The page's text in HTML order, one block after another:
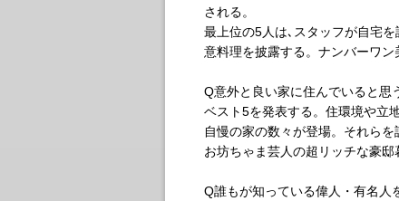
される。
最上位の5人は､スタッフが自宅
意料理を披露する。ナンバーワン
Q意外と良い家に住んでいると思
ベスト5を発表する。住環境や立
自慢の家の数々が登場。それら
お坊ちゃま芸人の超リッチな豪邸
Q誰もが知っている偉人・有名人